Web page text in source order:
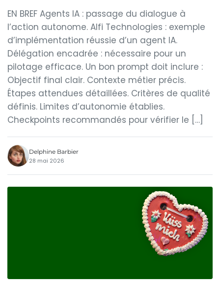
EN BREF Agents IA : passage du dialogue à
l’action autonome. Alfi Technologies : exemple
d’implémentation réussie d’un agent IA.
Délégation encadrée : nécessaire pour un
pilotage efficace. Un bon prompt doit inclure :
Objectif final clair. Contexte métier précis.
Étapes attendues détaillées. Critères de qualité
définis. Limites d’autonomie établies.
Checkpoints recommandés pour vérifier le […]
Delphine Barbier
28 mai 2026